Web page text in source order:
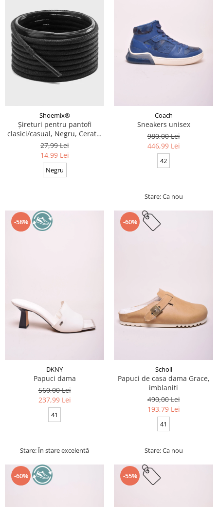
Shoemix®
Șireturi pentru pantofi
clasici/casual, Negru, Cerate,
Calitate premium, 110 cm x
0.3 cm
27,99 Lei
14,99 Lei
Negru
Coach
Sneakers unisex
980,00 Lei
446,99 Lei
42
Stare: Ca nou
-58%
DKNY
Papuci dama
560,00 Lei
237,99 Lei
41
Stare: În stare excelentă
-60%
Scholl
Papuci de casa dama Grace,
imblaniti
490,00 Lei
193,79 Lei
41
Stare: Ca nou
-60% -55%